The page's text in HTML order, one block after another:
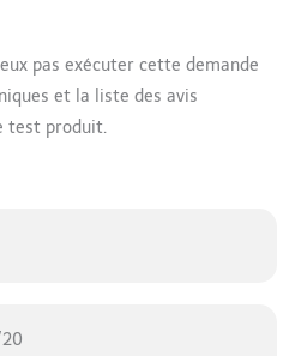
pas exécuter cette demande
et la liste des avis
test produit.